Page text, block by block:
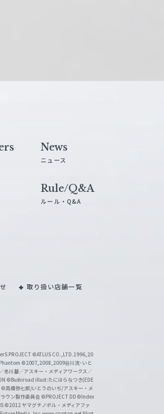
News
ニュース
Rule/Q&A
ルール・Q&A
取り扱い店舗一覧
PROJECT ©ATLUS CO.,LTD.1996,20
©2007,2008,2009谷川流･いと
冬川基／アスキー・メディアワークス／
©Bushiroad illust:たにはらなつき(EDE
©高橋弥七郎/いとうのいぢ/アスキー・メ
ウン製作委員会 ©PROJECT DD ©Index
©2012 ヤマグチノボル・メディアファ